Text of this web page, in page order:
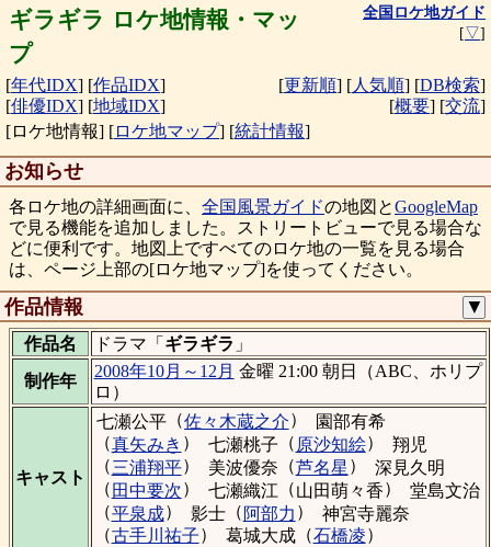
ギラギラ ロケ地情報・マッ
プ
全国ロケ地ガイド
[▽]
[年代IDX] [作品IDX]
[俳優IDX] [地域IDX]
[更新順] [人気順] [DB検索]
[概要] [交流]
[ロケ地情報] [ロケ地マップ] [統計情報]
お知らせ
各ロケ地の詳細画面に、 全国風景ガイドの地図とGoogleMap
で見る機能を追加しました。ストリートビューで見る場合な
どに便利です。地図上ですべてのロケ地の一覧を見る場合
は、ページ上部の[ロケ地マップ]を使ってください。
作品情報 ▼
作品名 ドラマ「 ギラギラ 」
制作年
2008年10月～12月 金曜 21:00 朝日（ABC、ホリプ
ロ）
キャスト
七瀬公平（佐々木蔵之介）
園部有希
（真矢みき ） 七瀬桃子 （ 原沙知絵）
翔児
（三浦翔平） 美波優奈 （芦名星 ）
深見久明
（ 田中要次） 七瀬織江 （山田萌々香）
堂島文治
（平泉成） 影士（ 阿部力 ）
神宮寺麗奈
（古手川祐子） 葛城大成（石橋凌）